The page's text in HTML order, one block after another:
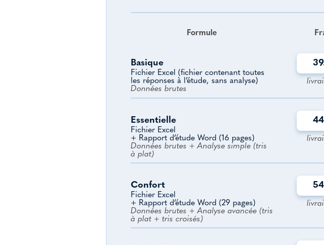
Formule
Basique
Fichier Excel (fichier contenant toutes
les réponses à l’étude, sans analyse)
Données brutes
Essentielle
Fichier Excel
+ Rapport d’étude Word (16 pages)
Données brutes + Analyse simple (tris
à plat)
Confort
Fichier Excel
+ Rapport d’étude Word (29 pages)
Données brutes + Analyse avancée (tris
à plat + tris croisés)